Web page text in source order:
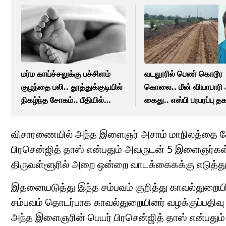
மர்ம காய்ச்சலுக்கு பச்சிளம்
குழந்தை பலி.. தூத்துக்குடியில்
நிகழ்ந்த சோகம்.. பீதியில்
வடலூரில் பெண் கொடூர
கொலை.. மீன் வியாபாரி
கைது.. எஸ்பி பரபரப்பு
விசாரணையில் அந்த இளைஞர் அசாம் மாநிலத்தை
பிரசென்ஜித் தாஸ் என்பதும் அவருடன் 5 இளைஞர்கள்
திருவள்ளூரில் அறை ஒன்றை வாடக்கைகக்கு
இதனையடுத்து இந்த சம்பவம் குறித்து
சம்பவம் தொடர்பாக காவல்துறையினர்
அந்த இளைஞரின் பெயர் பிரசென்ஜித் தாஸ்